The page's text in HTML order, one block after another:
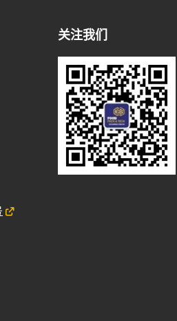
关注我们